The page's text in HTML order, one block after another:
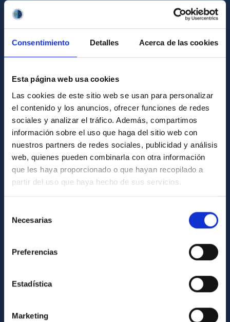
Consentimiento Detalles Acerca de las cookies
Esta página web usa cookies
Las cookies de este sitio web se usan para personalizar
el contenido y los anuncios, ofrecer funciones de redes
sociales y analizar el tráfico. Además, compartimos
información sobre el uso que haga del sitio web con
nuestros partners de redes sociales, publicidad y análisis
web, quienes pueden combinarla con otra información
que les haya proporcionado o que hayan recopilado a
partir del uso que haya hecho de sus servicios.
Necesarias
Preferencias
Estadística
Marketing
GENERAL INFORMATION
Contact
List of personnel
Library
General register
ABOUT THE IAC
Legislation
Transparency
Gender equality and diversity
Forever IAC
External funding